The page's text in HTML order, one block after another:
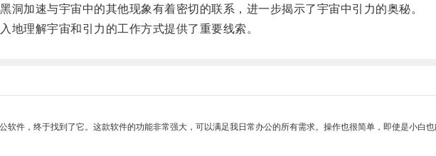
加速与宇宙中的其他现象有着密切的联系，进一步揭示了宇宙中引力的奥秘。
理解宇宙和引力的工作方式提供了重要线索。
软件，终于找到了它。这款软件的功能非常强大，可以满足我日常办公的所有需求。操作也很简单，即使是小白也